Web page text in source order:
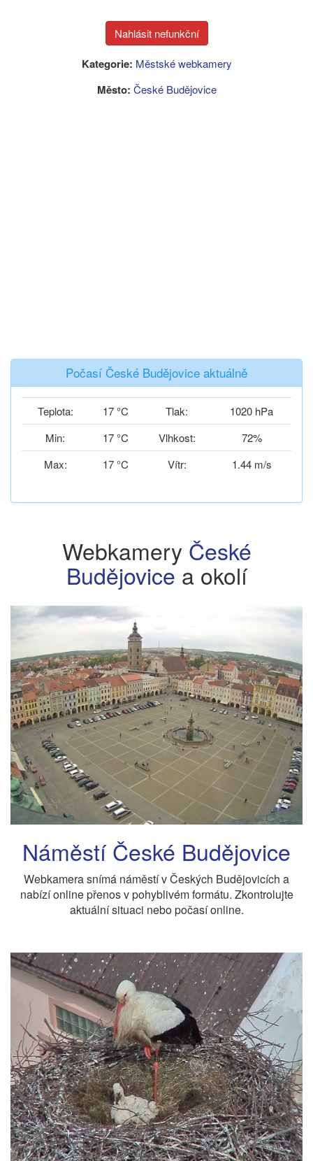
Kategorie: Městské webkamery
Město: České Budějovice
Počasí České Budějovice aktuálně
Teplota: 17 °C Tlak:
1020 hPa
Min:
17 °C Vlhkost:
72%
Max:
17 °C Vítr: 1.44 m/s
Webkamery České
Budějovicea okolí
Náměstí České Budějovice
Webkamera snímá náměstí v Českých Budějovicích a
nabízí online přenos v pohyblivém formátu. Zkontrolujte
aktuální situaci nebo počasí online.